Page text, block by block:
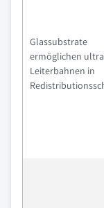
Glassubstrate
ermöglichen
Leiterbahnen in